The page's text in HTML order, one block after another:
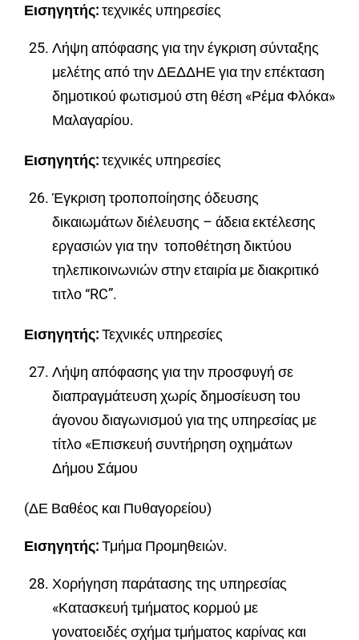
Εισηγητής:τεχνικές υπηρεσίες
Λήψη απόφασης για την έγκριση σύνταξης
μελέτης από την ΔΕΔΔΗΕ για την επέκταση
δημοτικού φωτισμού στη θέση «Ρέμα Φλόκα»
Μαλαγαρίου.
Εισηγητής:τεχνικές υπηρεσίες
Έγκριση τροποποίησης όδευσης
δικαιωμάτων διέλευσης – άδεια εκτέλεσης
εργασιών για την τοποθέτηση δικτύου
τηλεπικοινωνιών στην εταιρία με διακριτικό
τιτλο “RC”.
Εισηγητής:Τεχνικές υπηρεσίες
Λήψη απόφασης για την προσφυγή σε
διαπραγμάτευση χωρίς δημοσίευση του
άγονου διαγωνισμού για της υπηρεσίας με
τίτλο «Επισκευή συντήρηση οχημάτων
Δήμου Σάμου
(ΔΕ Βαθέος και Πυθαγορείου)
Εισηγητής:Τμήμα Προμηθειών.
Χορήγηση παράτασης της υπηρεσίας
«Κατασκευή τμήματος κορμού με
γονατοειδές σχήμα τμήματος καρίνας και